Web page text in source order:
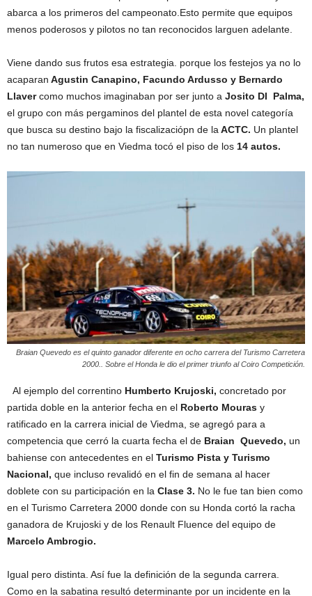
abarca a los primeros del campeonato.Esto permite que equipos
menos poderosos y pilotos no tan reconocidos larguen adelante.
Viene dando sus frutos esa estrategia. porque los festejos ya no lo
acaparan Agustin Canapino, Facundo Ardusso y Bernardo
Llavercomo muchos imaginaban por ser junto a Josito DI Palma,
el grupo con más pergaminos del plantel de esta novel categoría
que busca su destino bajo la fiscalizaciópn de laACTC. Un plantel
no tan numeroso que en Viedma tocó el piso de los 14 autos.
Braian Quevedo es el quinto ganador diferente en ocho carrera del Turismo Carretera
2000.. Sobre el Honda le dio el primer triunfo al Coiro Competición.
Al ejemplo del correntino Humberto Krujoski, concretado por
partida doble en la anterior fecha en el Roberto Mouras y
ratificado en la carrera inicial de Viedma, se agregó para a
competencia que cerró la cuarta fecha el de Braian Quevedo, un
bahiense con antecedentes en el Turismo Pista y Turismo
Nacional, que incluso revalidó en el fin de semana al hacer
doblete con su participación en la Clase 3. No le fue tan bien como
en el Turismo Carretera 2000 donde con su Honda cortó la racha
ganadora de Krujoski y de los Renault Fluence del equipo de
Marcelo Ambrogio.
Igual pero distinta. Así fue la definición de la segunda carrera.
Como en la sabatina resultó determinante por un incidente en la